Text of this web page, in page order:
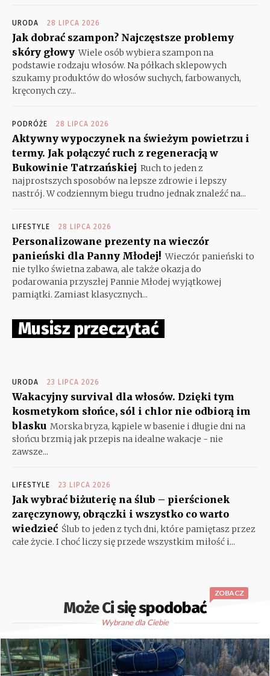
URODA 28 LIPCA 2026
Jak dobrać szampon? Najczęstsze problemy
skóry głowy Wiele osób wybiera szampon na
podstawie rodzaju włosów. Na półkach sklepowych
szukamy produktów do włosów suchych, farbowanych,
kręconych czy...
PODRÓŻE 28 LIPCA 2026
Aktywny wypoczynek na świeżym powietrzu i
termy. Jak połączyć ruch z regeneracją w
Bukowinie Tatrzańskiej Ruch to jeden z
najprostszych sposobów na lepsze zdrowie i lepszy
nastrój. W codziennym biegu trudno jednak znaleźć na...
LIFESTYLE 28 LIPCA 2026
Personalizowane prezenty na wieczór
panieński dla Panny Młodej! Wieczór panieński to
nie tylko świetna zabawa, ale także okazja do
podarowania przyszłej Pannie Młodej wyjątkowej
pamiątki. Zamiast klasycznych...
Musisz przeczytać
URODA 23 LIPCA 2026
Wakacyjny survival dla włosów. Dzięki tym
kosmetykom słońce, sól i chlor nie odbiorą im
blasku Morska bryza, kąpiele w basenie i długie dni na
słońcu brzmią jak przepis na idealne wakacje - nie
zawsze...
LIFESTYLE 23 LIPCA 2026
Jak wybrać biżuterię na ślub – pierścionek
zaręczynowy, obrączki i wszystko co warto
wiedzieć Ślub to jeden z tych dni, które pamiętasz przez
całe życie. I choć liczy się przede wszystkim miłość i...
Może Ci się spodobać
ZOBACZ
Wybrane dla Ciebie